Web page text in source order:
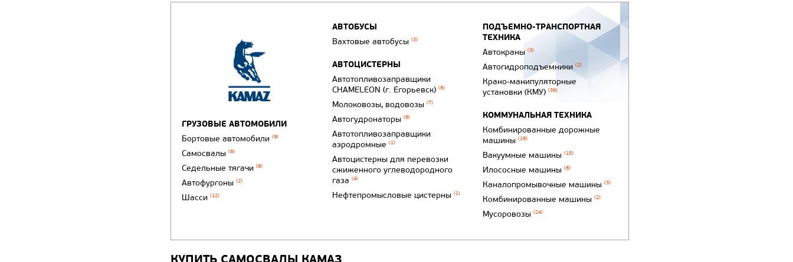
ГРУЗОВЫЕ АВТОМОБИЛИ
Бортовые автомобили (9)
Самосвалы (8)
Седельные тягачи (8)
Автофургоны (2)
Шасси (12)
АВТОБУСЫ
Вахтовые автобусы (3)
АВТОЦИСТЕРНЫ
Автотопливозаправщики
CHAMELEON (г. Егорьевск) (8)
Молоковозы, водовозы (7)
Автогудронаторы (8)
Автотопливозаправщики
аэродромные (1)
Автоцистерны для перевозки
сжиженного углеводородного
газа (4)
Нефтепромысловые цистерны (1)
ПОДЪЕМНО-ТРАНСПОРТНАЯ
ТЕХНИКА
Автокраны (3)
Автогидроподъемники (2)
Крано-манипуляторные
установки (КМУ) (36)
КОММУНАЛЬНАЯ ТЕХНИКА
Комбинированные дорожные
машины (18)
Вакуумные машины (15)
Илососные машины (8)
Каналопромывочные машины (3)
Комбинированные машины (2)
Мусоровозы (24)